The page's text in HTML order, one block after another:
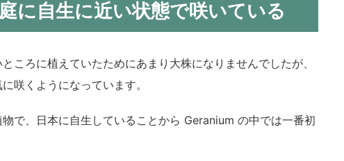
に自生に近い状態で咲いている
ころに植えていたためにあまり大株になりませんでしたが、
咲くようになっています。
で、日本に自生していることから Geranium の中では一番初